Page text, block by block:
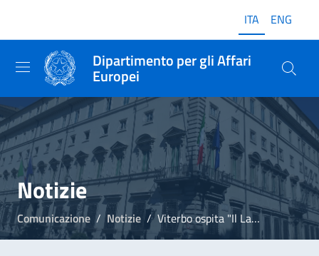
ITA ENG
Dipartimento per gli Affari
Europei
Notizie
Comunicazione Notizie Viterbo ospita "Il Lazio incontra Europa"